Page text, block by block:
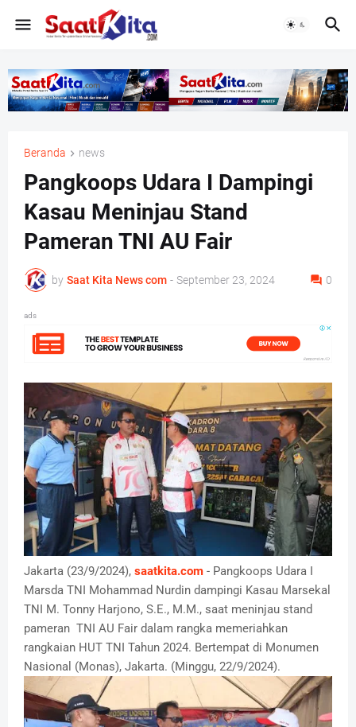
Beranda news
Pangkoops Udara I Dampingi
Kasau Meninjau Stand
Pameran TNI AU Fair
by Saat Kita News com - September 23, 2024 0
ads
Jakarta (23/9/2024), saatkita.com - Pangkoops Udara I
Marsda TNI Mohammad Nurdin dampingi Kasau Marsekal
TNI M. Tonny Harjono, S.E., M.M., saat meninjau stand
pameran TNI AU Fair dalam rangka memeriahkan
rangkaian HUT TNI Tahun 2024. Bertempat di Monumen
Nasional (Monas), Jakarta. (Minggu, 22/9/2024).